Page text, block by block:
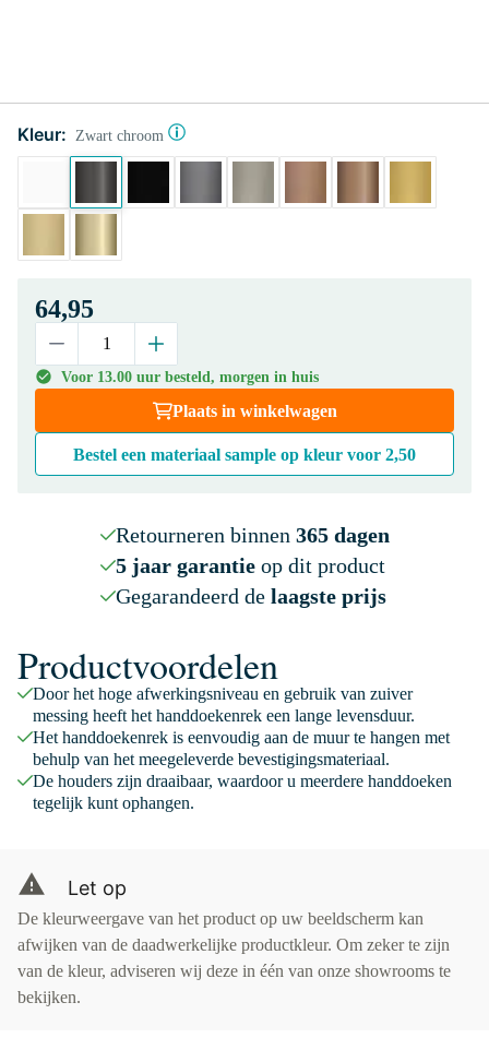
Kleur: Zwart chroom
64,95
Voor 13.00 uur besteld, morgen in huis
Plaats in winkelwagen
Bestel een materiaal sample op kleur voor 2,50
Retourneren binnen 365 dagen
5 jaar garantieop dit product
Gegarandeerd de laagste prijs
Productvoordelen
Door het hoge afwerkingsniveau en gebruik van zuiver
messing heeft het handdoekenrek een lange levensduur.
Het handdoekenrek is eenvoudig aan de muur te hangen met
behulp van het meegeleverde bevestigingsmateriaal.
De houders zijn draaibaar, waardoor u meerdere handdoeken
tegelijk kunt ophangen.
Let op
De kleurweergave van het product op uw beeldscherm kan
afwijken van de daadwerkelijke productkleur. Om zeker te zijn
van de kleur, adviseren wij deze in één van onze showrooms te
bekijken.